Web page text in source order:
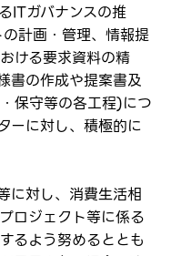
ITガバナンスの推
計画・管理、情報提
ける要求資料の精
書の作成や提案書及
保守等の各工程)につ
ーに対し、積極的に
に対し、消費生活相
ロジェクト等に係る
るよう努めるととも